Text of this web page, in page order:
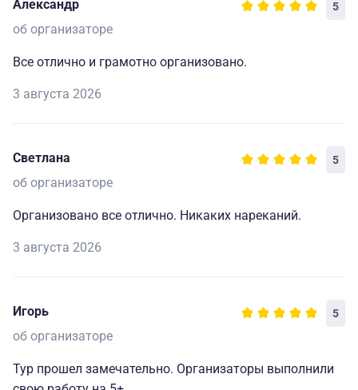
Александр 5
об организаторе
Все отлично и грамотно организовано.
3 августа 2026
Светлана 5
об организаторе
Организовано все отлично. Никаких нареканий.
3 августа 2026
Игорь 5
об организаторе
Тур прошел замечательно. Организаторы выполнили